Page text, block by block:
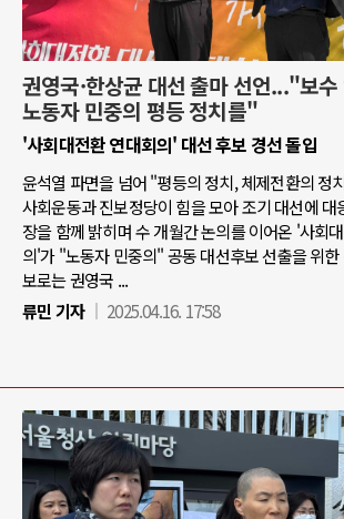
권영국·한상균 대선 출마 선언..."보
노동자 민중의 평등 정치를"
'사회대전환 연대회의' 대선 후보 경선 돌입
윤석열 파면을 넘어 "평등의 정치, 체제전환의 정
사회운동과 진보정당이 힘을 모아 조기 대선에 대
장을 함께 밝히며 수 개월간 논의를 이어온 '사회
의'가 "노동자 민중의" 공동 대선후보 선출을 위
보로는 권영국 ...
류민 기자
2025.04.16. 17:58